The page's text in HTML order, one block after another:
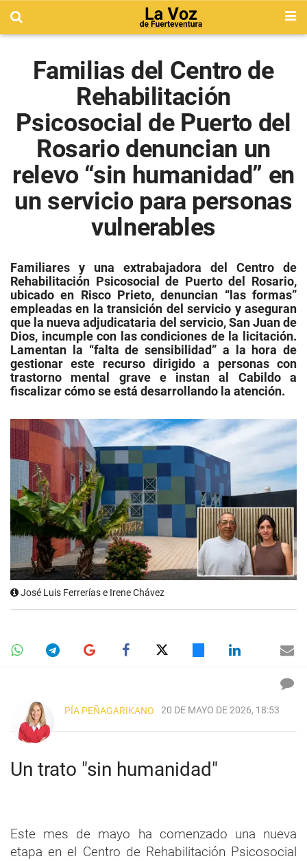
Familias del Centro de
Rehabilitación
Psicosocial de Puerto del
Rosario denuncian un
relevo “sin humanidad” en
un servicio para personas
vulnerables
Familiares y una extrabajadora del Centro de
Rehabilitación Psicosocial de Puerto del Rosario,
ubicado en Risco Prieto, denuncian “las formas”
empleadas en la transición del servicio y aseguran
que la nueva adjudicataria del servicio, San Juan de
Dios, incumple con las condiciones de la licitación.
Lamentan la “falta de sensibilidad” a la hora de
gestionar este recurso dirigido a personas con
trastorno mental grave e instan al Cabildo a
fiscalizar cómo se está desarrollando la atención.
José Luis Ferrerías e Irene Chávez
PÍA PEÑAGARIKANO 20 DE MAYO DE 2026, 18:53
Un trato "sin humanidad"
Este mes de mayo ha comenzado una nueva
etapa en el Centro de Rehabilitación Psicosocial